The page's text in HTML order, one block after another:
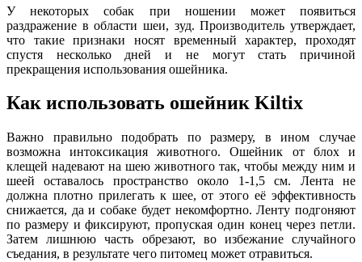
У некоторых собак при ношении может появиться
раздражение в области шеи, зуд. Производитель утверждает,
что такие признаки носят временный характер, проходят
спустя несколько дней и не могут стать причиной
прекращения использования ошейника.
Как использовать ошейник Kiltix
Важно правильно подобрать по размеру, в ином случае
возможна интоксикация животного. Ошейник от блох и
клещей надевают на шею животного так, чтобы между ним и
шеей оставалось пространство около 1-1,5 см. Лента не
должна плотно прилегать к шее, от этого её эффективность
снижается, да и собаке будет некомфортно. Ленту подгоняют
по размеру и фиксируют, пропуская один конец через петли.
Затем лишнюю часть обрезают, во избежание случайного
съедания, в результате чего питомец может отравиться.